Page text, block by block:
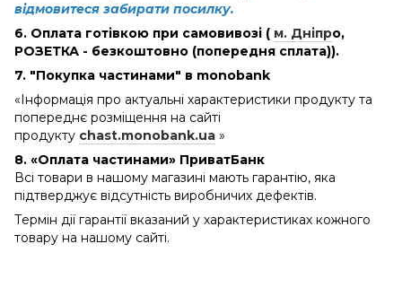
відмовитеся забирати посилку.
6. Оплата готівкою при самовивозі ( м. Дніпро,
РОЗЕТКА - безкоштовно (попередня сплата)).
7. "Покупка частинами" в monobank
«Інформація про актуальні характеристики продукту та
попереднє розміщення на сайті
продукту chast.monobank.ua »
8. «Оплата частинами» ПриватБанк
Всі товари в нашому магазині мають гарантію, яка
підтверджує відсутність виробничих дефектів.
Термін дії гарантії вказаний у характеристиках кожного
товару на нашому сайті.